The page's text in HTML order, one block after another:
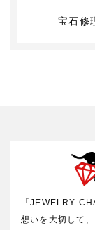
宝石修
「JEWELRY
想いを大切して